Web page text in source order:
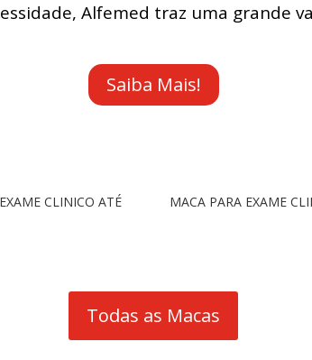
Alfemed traz uma grande
Saiba Mais!
CLINICO ATÉ MACA PARA EXAME
Todas as Macas